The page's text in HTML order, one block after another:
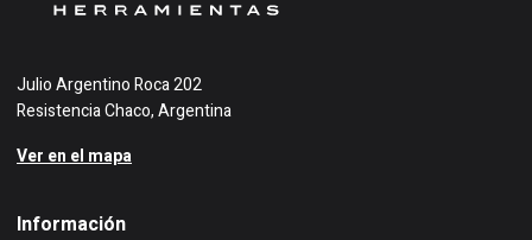
Julio Argentino Roca 202
Resistencia Chaco, Argentina
Ver en el mapa
Información